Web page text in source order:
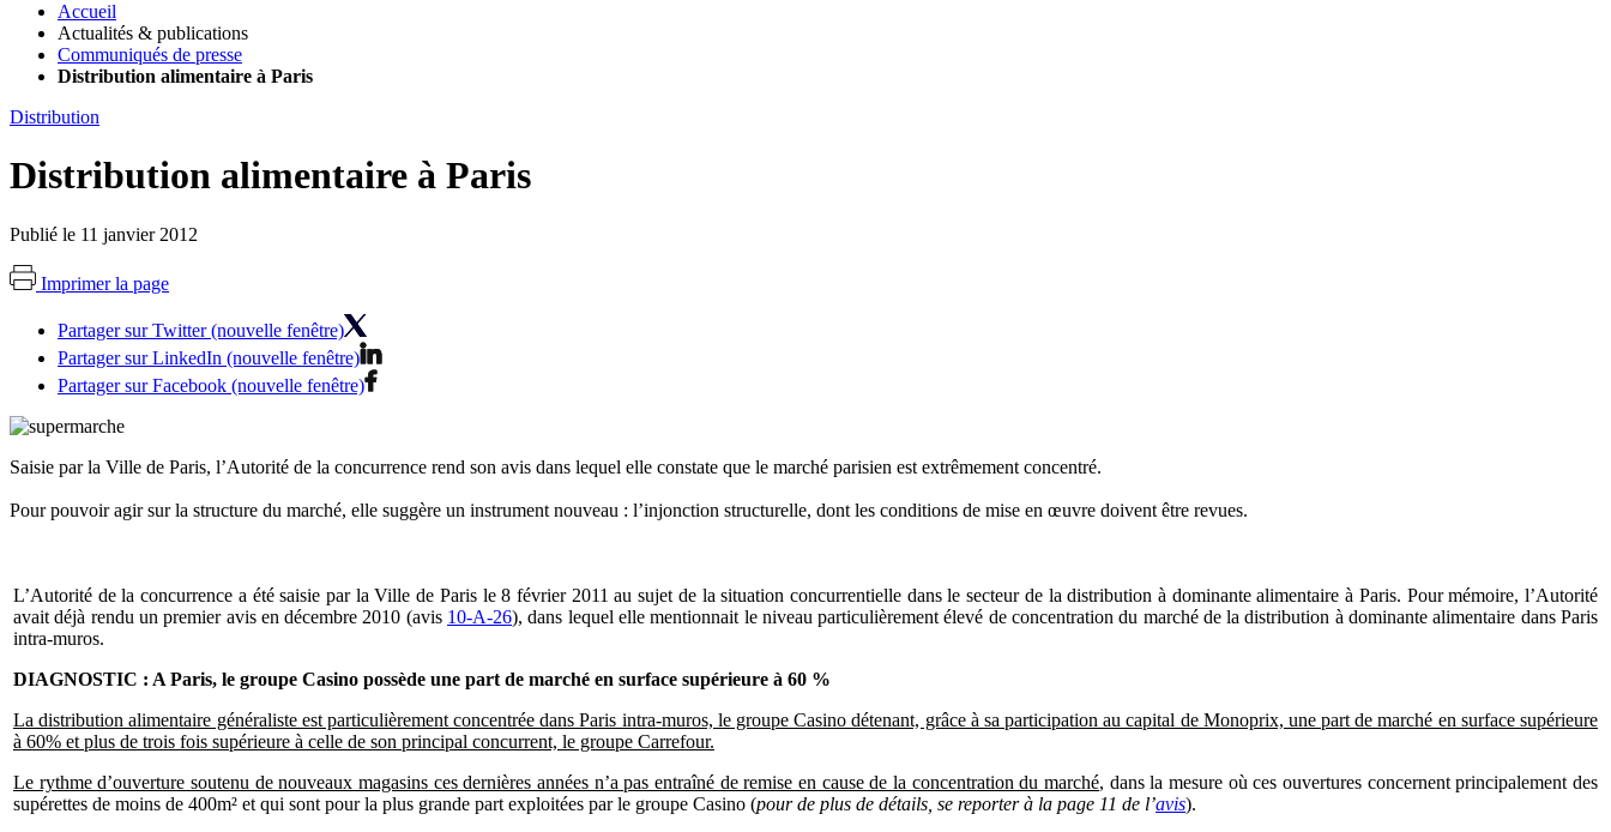
Accueil
Actualités & publications
Communiqués de presse
Distribution alimentaire à Paris
Distribution
Distribution alimentaire à Paris
Publié le 11 janvier 2012
Imprimer la page
Partager sur Twitter (nouvelle fenêtre)
Partager sur LinkedIn (nouvelle fenêtre)
Partager sur Facebook (nouvelle fenêtre)
Saisie par la Ville de Paris, l’Autorité de la concurrence rend son avis dans lequel elle constate que le marché parisien est extrêmement concentré.
Pour pouvoir agir sur la structure du marché, elle suggère un instrument nouveau : l’injonction structurelle, dont les conditions de mise en œuvre doivent être revues.
L’Autorité de la concurrence a été saisie par la Ville de Paris le 8 février 2011 au sujet de la situation concurrentielle dans le secteur de la distribution à dominante alimentaire à Paris. Pour mémoire, l’Autorité
avait déjà rendu un premier avis en décembre 2010 (avis 10-A-26), dans lequel elle mentionnait le niveau particulièrement élevé de concentration du marché de la distribution à dominante alimentaire dans Paris
intra-muros.
DIAGNOSTIC : A Paris, le groupe Casino possède une part de marché en surface supérieure à 60 %
La distribution alimentaire généraliste est particulièrement concentrée dans Paris intra-muros, le groupe Casino détenant, grâce à sa participation au capital de Monoprix, une part de marché en surface supérieure
à 60% et plus de trois fois supérieure à celle de son principal concurrent, le groupe Carrefour.
Le rythme d’ouverture soutenu de nouveaux magasins ces dernières années n’a pas entraîné de remise en cause de la concentration du marché, dans la mesure où ces ouvertures concernent principalement des
supérettes de moins de 400m² et qui sont pour la plus grande part exploitées par le groupe Casino (pour de plus de détails, se reporter à la page 11 de l’avis).